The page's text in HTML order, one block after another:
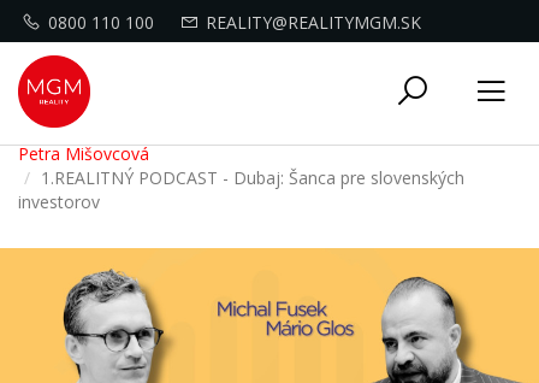
0800 110 100 REALITY@REALITYMGM.SK
Toggle
Petra Mišovcová
1.REALITNÝ PODCAST - Dubaj: Šanca pre slovenských
investorov